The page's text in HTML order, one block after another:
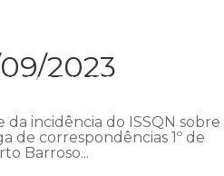
Áreas de atuação
2023
incidência do ISSQN sobre
de correspondências 1º de
Barroso...